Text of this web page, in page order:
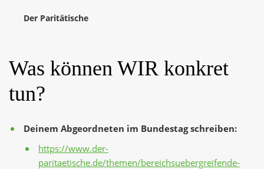
Der Paritätische
Was können WIR konkret
tun?
Deinem Abgeordneten im Bundestag schreiben:
https://www.der-
paritaetische.de/themen/bereichsuebergreifende-